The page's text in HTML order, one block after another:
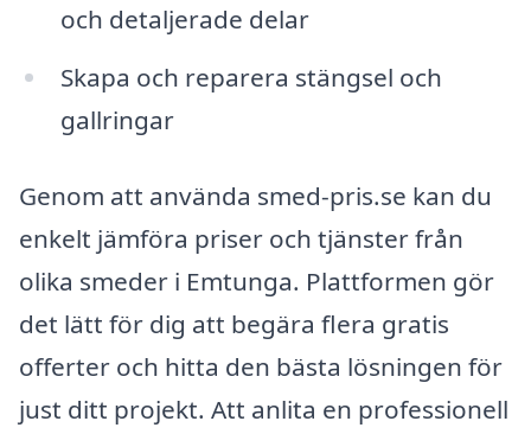
och detaljerade delar
Skapa och reparera stängsel och
gallringar
Genom att använda smed-pris.se kan du
enkelt jämföra priser och tjänster från
olika smeder i Emtunga. Plattformen gör
det lätt för dig att begära flera gratis
offerter och hitta den bästa lösningen för
just ditt projekt. Att anlita en professionell